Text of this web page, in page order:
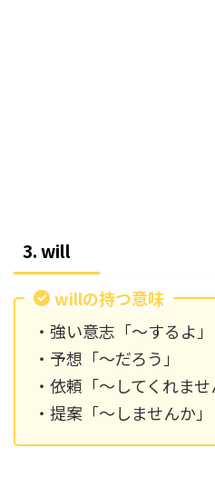
3. will
willの持つ意味
・強い意志「～するよ」
・予想「～だろう」
・依頼「～してくれませ
・提案「～しませんか」